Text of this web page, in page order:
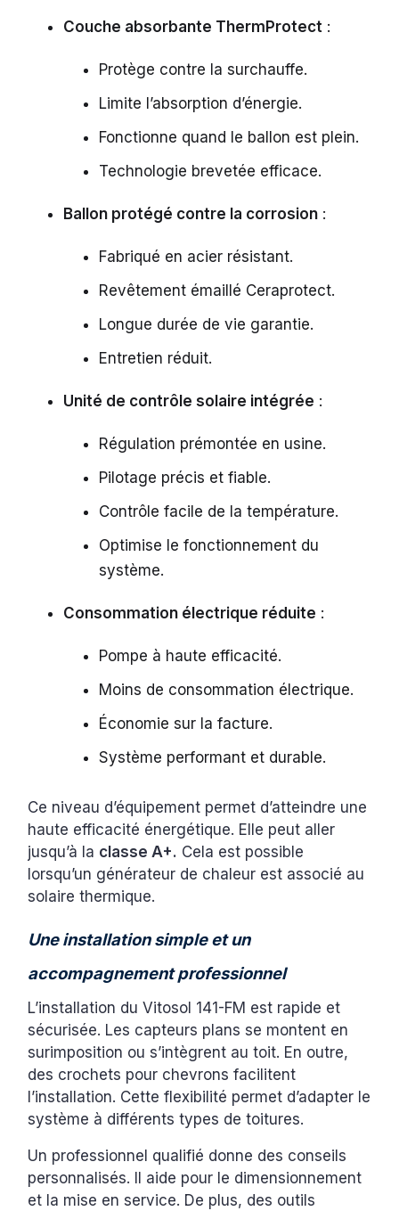
Couche absorbante ThermProtect :
Protège contre la surchauffe.
Limite l’absorption d’énergie.
Fonctionne quand le ballon est plein.
Technologie brevetée efficace.
Ballon protégé contre la corrosion :
Fabriqué en acier résistant.
Revêtement émaillé Ceraprotect.
Longue durée de vie garantie.
Entretien réduit.
Unité de contrôle solaire intégrée :
Régulation prémontée en usine.
Pilotage précis et fiable.
Contrôle facile de la température.
Optimise le fonctionnement du
système.
Consommation électrique réduite :
Pompe à haute efficacité.
Moins de consommation électrique.
Économie sur la facture.
Système performant et durable.
Ce niveau d’équipement permet d’atteindre une
haute efficacité énergétique. Elle peut aller
jusqu’à la classe A+. Cela est possible
lorsqu’un générateur de chaleur est associé au
solaire thermique.
Une installation simple et un
accompagnement professionnel
L’installation du Vitosol 141-FM est rapide et
sécurisée. Les capteurs plans se montent en
surimposition ou s’intègrent au toit. En outre,
des crochets pour chevrons facilitent
l’installation. Cette flexibilité permet d’adapter le
système à différents types de toitures.
Un professionnel qualifié donne des conseils
personnalisés. Il aide pour le dimensionnement
et la mise en service. De plus, des outils